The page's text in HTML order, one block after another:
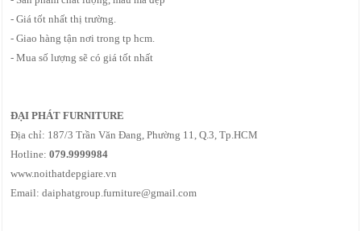
- Giá tốt nhất thị trường.
- Giao hàng tận nơi trong tp hcm.
- Mua số lượng sẽ có giá tốt nhất
ĐẠI PHÁT FURNITURE
Địa chỉ: 187/3 Trần Văn Đang, Phường 11, Q.3, Tp.HCM
Hotline:079.9999984
www.noithatdepgiare.vn
Email: daiphatgroup.furniture@gmail.com